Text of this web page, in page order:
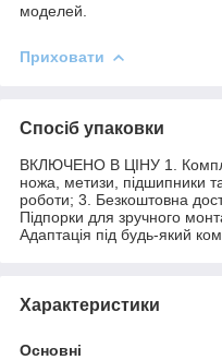
моделей.
Приховати
Спосіб упаковки
ВКЛЮЧЕНО В ЦІНУ 1.
ножа, метизи, підшипники
роботи; 3. Безкоштовна
Підпорки для зручного
Адаптація під будь-який
Характеристики
Основні